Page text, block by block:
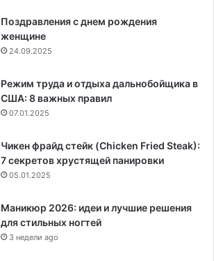
Поздравления с днем рождения
женщине
24.09.2025
Режим труда и отдыха дальнобойщика в
США: 8 важных правил
07.01.2025
Чикен фрайд стейк (Chicken Fried Steak):
7 секретов хрустящей панировки
05.01.2025
Маникюр 2026: идеи и лучшие решения
для стильных ногтей
3 недели ago